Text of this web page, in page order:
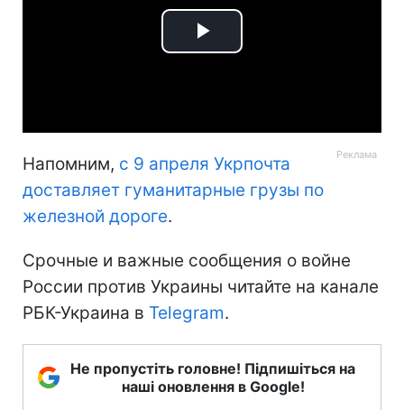
Play
Напомним, с 9 апреля Укрпочта
доставляет гуманитарные грузы по
железной дороге.
Срочные и важные сообщения о войне
России против Украины читайте на канале
РБК-Украина в Telegram.
Не пропустіть головне! Підпишіться на
наші оновлення в Google!